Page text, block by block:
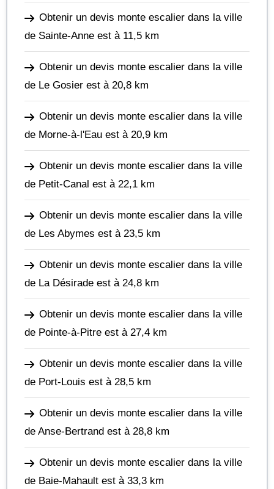
Obtenir un devis monte escalier dans la ville
de Sainte-Anne est à 11,5 km
Obtenir un devis monte escalier dans la ville
de Le Gosier est à 20,8 km
Obtenir un devis monte escalier dans la ville
de Morne-à-l'Eau est à 20,9 km
Obtenir un devis monte escalier dans la ville
de Petit-Canal est à 22,1 km
Obtenir un devis monte escalier dans la ville
de Les Abymes est à 23,5 km
Obtenir un devis monte escalier dans la ville
de La Désirade est à 24,8 km
Obtenir un devis monte escalier dans la ville
de Pointe-à-Pitre est à 27,4 km
Obtenir un devis monte escalier dans la ville
de Port-Louis est à 28,5 km
Obtenir un devis monte escalier dans la ville
de Anse-Bertrand est à 28,8 km
Obtenir un devis monte escalier dans la ville
de Baie-Mahault est à 33,3 km